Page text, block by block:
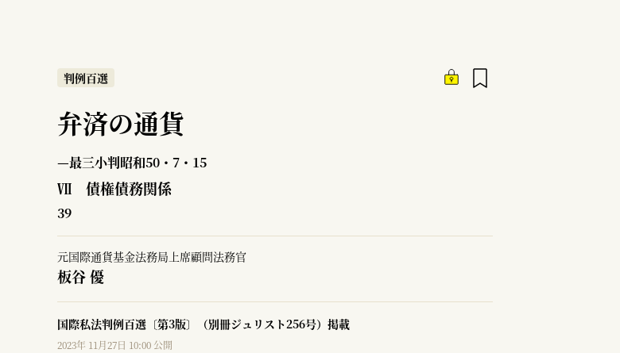
判例百選
弁済の通貨
—最三小判昭和50・7・15
Ⅶ 債権債務関係
39
元国際通貨基金法務局上席顧問法務官
板谷 優
国際私法判例百選〔第3版〕（別冊ジュリスト256号）掲載
2023年 11月27日 10:00 公開